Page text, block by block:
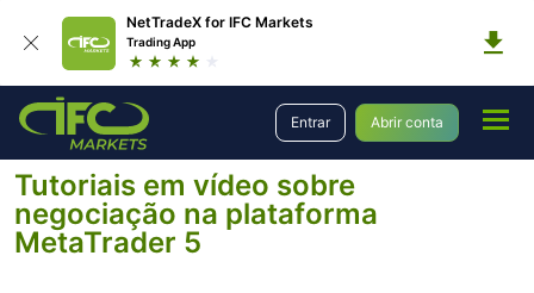
NetTradeX for IFC Markets
Trading App
Entrar Abrir conta
Educação
Video Tutoriais
Tutoriais em vídeo sobre negociação na plataforma MetaTrader 5
Tutoriais em vídeo sobre
negociação na plataforma
MetaTrader 5